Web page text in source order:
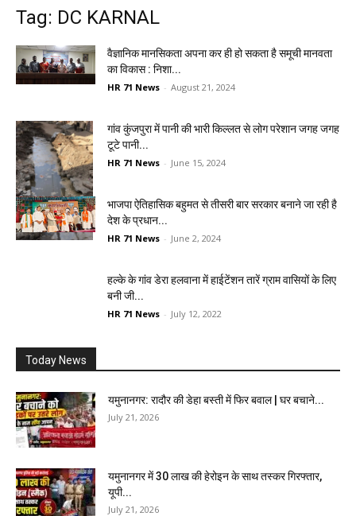
Tag: DC KARNAL
वैज्ञानिक मानसिकता अपना कर ही हो सकता है समूची मानवता
का विकास : निशा...
HR 71 News - August 21, 2024
गांव कुंजपुरा में पानी की भारी किल्लत से लोग परेशान जगह जगह
टूटे पानी...
HR 71 News - June 15, 2024
भाजपा ऐतिहासिक बहुमत से तीसरी बार सरकार बनाने जा रही है
देश के प्रधान...
HR 71 News - June 2, 2024
हल्के के गांव डेरा हलवाना में हाईटेंशन तारें ग्राम वासियों के लिए
बनी जी...
HR 71 News - July 12, 2022
Today News
यमुनानगर: रादौर की डेहा बस्ती में फिर बवाल | घर बचाने...
July 21, 2026
यमुनानगर में 30 लाख की हेरोइन के साथ तस्कर गिरफ्तार,
यूपी...
July 21, 2026